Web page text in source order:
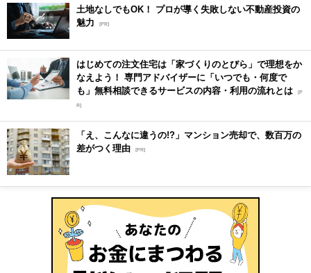
土地なしでもOK！ プロが導く失敗しない不動産投資の
魅力
[PR]
はじめての注文住宅は「家づくりのとびら」で理想をか
なえよう！ 専門アドバイザーに「いつでも・何度で
も」無料相談できるサービスの内容・利用の流れとは [P
R]
「え、こんなに違うの!?」マンション売却で、数百万の
差がつく理由 [PR]